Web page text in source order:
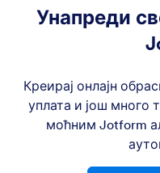
Унапреди
Креирај онлајн
уплата и још много
моћним Jotform